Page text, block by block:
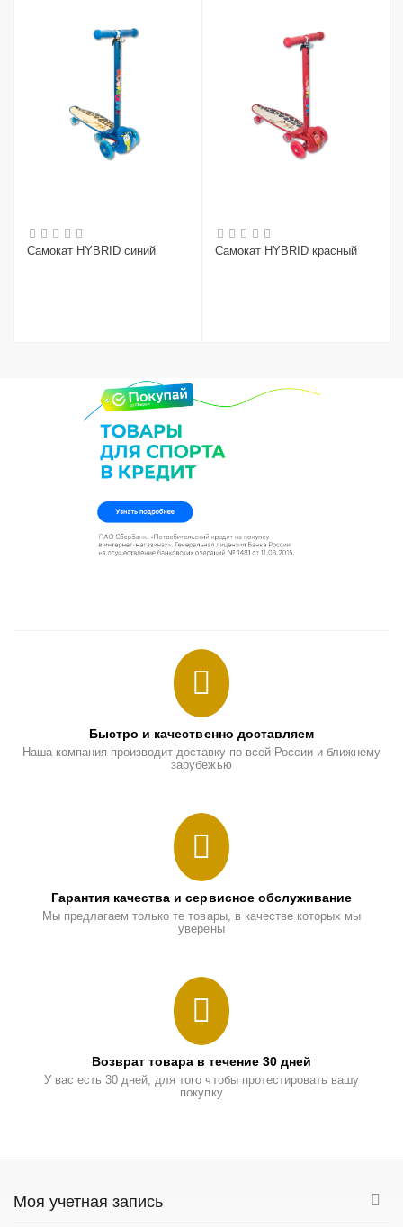
Самокат HYBRID синий Самокат HYBRID красный
Быстро и качественно доставляем
Наша компания производит доставку по всей России и ближнему
зарубежью
Гарантия качества и сервисное обслуживание
Мы предлагаем только те товары, в качестве которых мы
уверены
Возврат товара в течение 30 дней
У вас есть 30 дней, для того чтобы протестировать вашу
покупку
Моя учетная запись